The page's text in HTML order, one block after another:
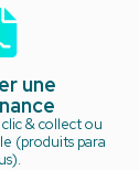
une
& collect ou
(produits para